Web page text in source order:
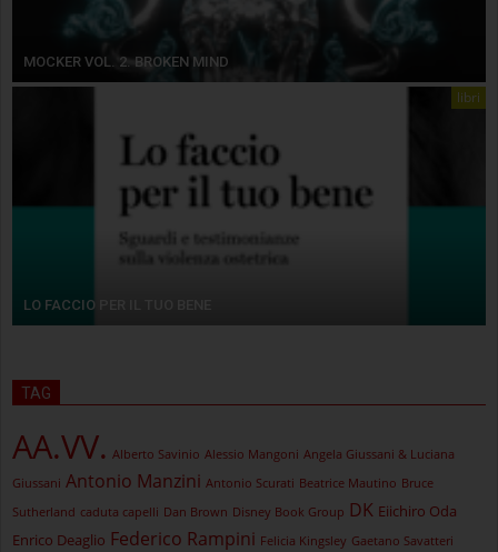
MOCKER VOL. 2. BROKEN MIND
libri
LO FACCIO PER IL TUO BENE
TAG
AA.VV. Alberto Savinio Alessio Mangoni Angela Giussani & Luciana
Giussani Antonio Manzini Antonio Scurati Beatrice Mautino Bruce
Sutherland caduta capelli Dan Brown Disney Book Group DK Eiichiro Oda
Enrico Deaglio Federico Rampini Felicia Kingsley Gaetano Savatteri